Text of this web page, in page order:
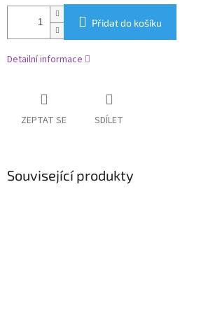
Přidat do košíku
Detailní informace
ZEPTAT SE SDÍLET
Související produkty